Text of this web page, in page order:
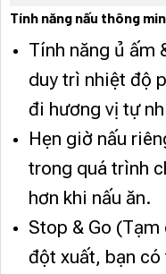
Tính năng nấu thông
Tính năng ủ ấm
duy trì nhiệt độ
đi hương vị tự
Hẹn giờ nấu
trong quá trình
hơn khi nấu ăn.
Stop & Go
đột xuất, bạn